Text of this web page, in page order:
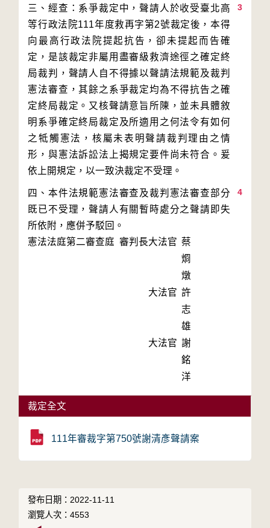
3
三、經查：系爭裁定中，聲請人於收受臺北高
等行政法院111年度救再字第2號裁定後，本得
向最高行政法院提起抗告，卻未提起而告確
定，是該裁定非屬用盡審級救濟途徑之確定終
局裁判，聲請人自不得據以聲請法規範及裁判
憲法審查，其餘之系爭裁定均為不得抗告之確
定終局裁定。又核聲請意旨所陳，並未具體敘
明系爭確定終局裁定及所適用之何法令有如何
之牴觸憲法，核屬未表明聲請裁判理由之情
形，與憲法訴訟法上揭規定要件尚未符合。爰
4
四、本件法規範憲法審查及裁判憲法審查部分
既已不受理，聲請人有關暫時處分之聲請即失
所依附，應併予駁回。
憲法法庭第二審查庭 審判長大法官 蔡
烱
燉
大法官 許
志
雄
大法官 謝
銘
洋
裁定全文
111年審裁字第750號謝清彥聲請案
發布日期：2022-11-11
瀏覽人次：4553